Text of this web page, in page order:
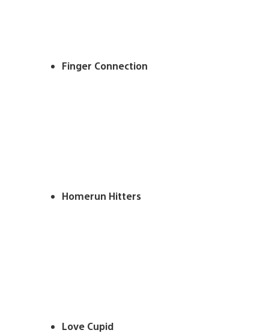
Finger Connection
Homerun Hitters
Love Cupid